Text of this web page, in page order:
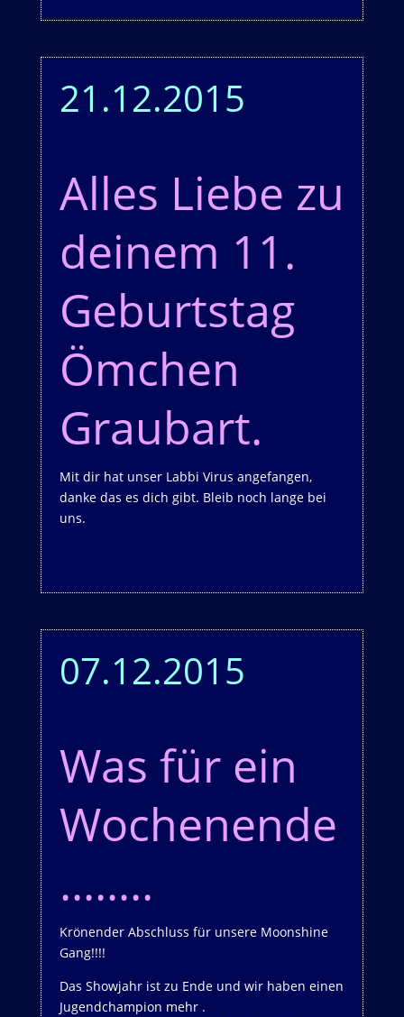
21.12.2015
Alles Liebe zu
deinem 11.
Geburtstag
Ömchen
Graubart.
Mit dir hat unser Labbi Virus angefangen,
danke das es dich gibt. Bleib noch lange bei
uns.
07.12.2015
Was für ein
Wochenende
……..
Krönender Abschluss für unsere Moonshine
Gang!!!!
Das Showjahr ist zu Ende und wir haben einen
Jugendchampion mehr .